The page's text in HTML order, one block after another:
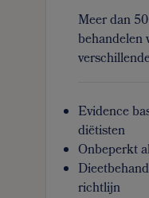
Meer dan
behandelen
Evidence
diëtisten
Onbeperkt
richtlijn